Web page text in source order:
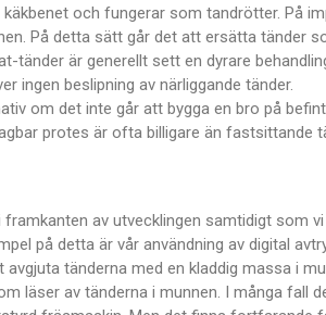
och fungerar som tandrötter. På
På detta sätt går det att ersätta tänder
tänder är generellt sett en dyrare
ingen beslipning av närliggande tänder.
om det inte går att bygga en bro på
protes är ofta billigare än fastsittande
av utvecklingen samtidigt som
på detta är vår användning av digital
tänderna med en kladdig massa i
läser av tänderna i munnen. I många fall